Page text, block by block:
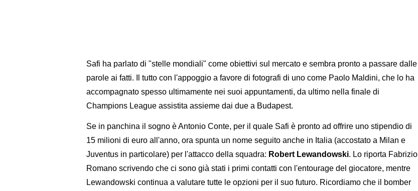
Safi ha parlato di "stelle mondiali" come obiettivi sul mercato e sembra pronto a passare dalle
parole ai fatti. Il tutto con l'appoggio a favore di fotografi di uno come Paolo Maldini, che lo ha
accompagnato spesso ultimamente nei suoi appuntamenti, da ultimo nella finale di
Champions League assistita assieme dai due a Budapest.
Se in panchina il sogno è Antonio Conte, per il quale Safi è pronto ad offrire uno stipendio di
15 milioni di euro all'anno, ora spunta un nome seguito anche in Italia (accostato a Milan e
Juventus in particolare) per l'attacco della squadra: Robert Lewandowski. Lo riporta Fabrizio
Romano scrivendo che ci sono già stati i primi contatti con l'entourage del giocatore, mentre
Lewandowski continua a valutare tutte le opzioni per il suo futuro. Ricordiamo che il bomber